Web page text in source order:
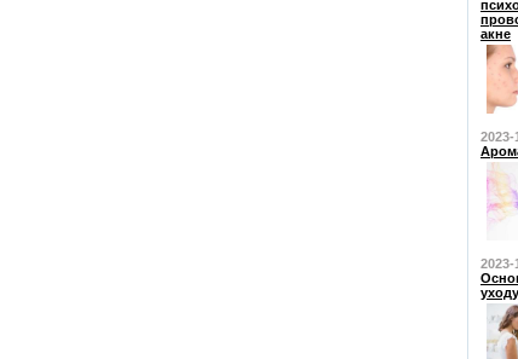
акне
2023-
2023-